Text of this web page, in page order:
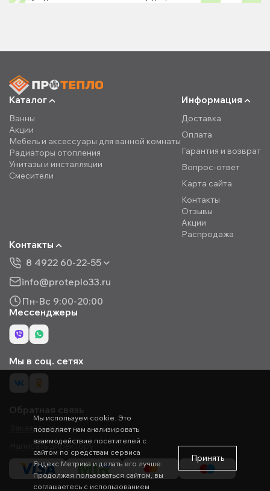
Каталог
Ванны
Акции
Мебель и аксессуары для ванной комнаты
Радиаторы отопления
Унитазы и инсталляции
Смесители
Информация
Доставка
Оплата
Гарантия и возврат
Вопрос-ответ
Карта сайта
Контакты
Отзывы
Акции
Распродажа
Контакты
8 4922 60-22-55
info@proteplo33.ru
Пн-Вс 9:00-20:00
Мессенджеры
Мы в соц. сетях
Обратная связь
Заказать звонок
Написать директору
Мы используем cookie. Это
позволяет нам анализировать
взаимодействие посетителей с
сайтом по средствам сервиса
Яндекс Метрика и делать его лучше.
Продолжая пользоваться сайтом, вы
соглашаетесь с использованием
Принять